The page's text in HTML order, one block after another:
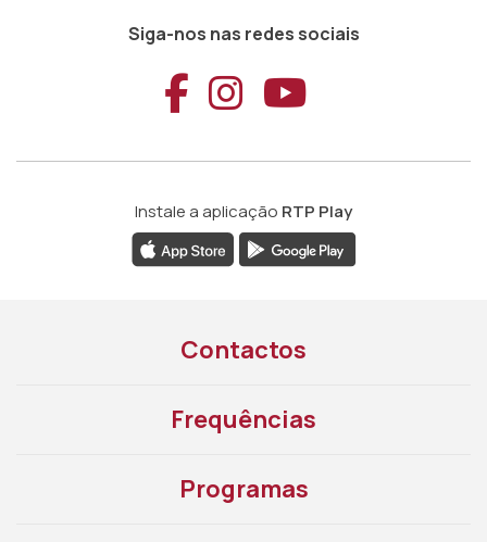
Siga-nos nas redes sociais
Aceder ao
Aceder ao
Aceder
Instale a aplicação RTP Play
Contactos
Frequências
Programas